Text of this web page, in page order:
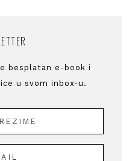
besplatan e-book i
u svom inbox-u.